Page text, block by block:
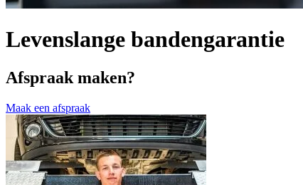
Levenslange bandengarantie
Afspraak maken?
Maak een afspraak